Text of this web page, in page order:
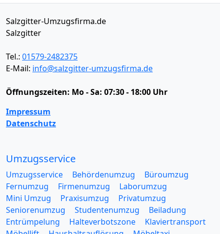
Salzgitter-Umzugsfirma.de
Salzgitter
Tel.: 01579-2482375
E-Mail: info@salzgitter-umzugsfirma.de
Öffnungszeiten: Mo - Sa: 07:30 - 18:00 Uhr
Impressum
Datenschutz
Umzugsservice
Umzugsservice Behördenumzug
Büroumzug
Fernumzug
Firmenumzug
Laborumzug
Mini Umzug
Praxisumzug
Privatumzug
Seniorenumzug
Studentenumzug
Beiladung
Entrümpelung
Halteverbotszone
Klaviertransport